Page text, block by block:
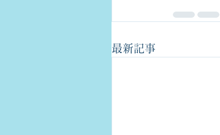
最新記事